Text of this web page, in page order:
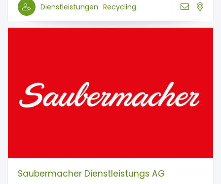
Dienstleistungen Recycling
Saubermacher Dienstleistungs AG